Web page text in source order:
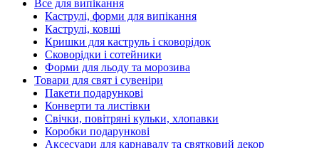
Все для випікання
Каструлі, форми для випікання
Каструлі, ковші
Кришки для каструль і сковорідок
Сковорідки і сотейники
Форми для льоду та морозива
Товари для свят і сувеніри
Пакети подарункові
Конверти та листівки
Свічки, повітряні кульки, хлопавки
Коробки подарункові
Аксесуари для карнавалу та святковий декор